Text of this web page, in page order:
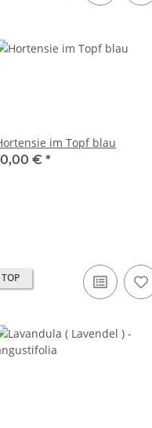
im Topf blau
€ *
TOP